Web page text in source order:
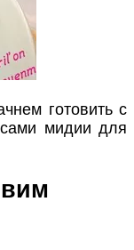
готовить с
сами мидии для